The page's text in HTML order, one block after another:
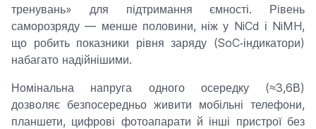
тренувань» для підтримання ємності. Рівень
саморозряду — менше половини, ніж у NiCd і NiMH,
що робить показники рівня заряду (SoC‑індикатори)
набагато надійнішими.
Номінальна напруга одного осередку (≈3,6В)
дозволяє безпосередньо живити мобільні телефони,
планшети, цифрові фотоапарати й інші пристрої без